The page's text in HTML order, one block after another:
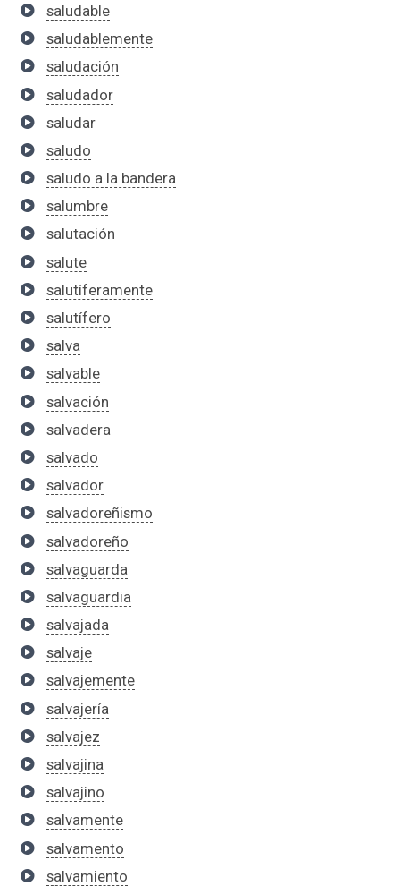
saludable
saludablemente
saludación
saludador
saludar
saludo
saludo a la bandera
salumbre
salutación
salute
salutíferamente
salutífero
salva
salvable
salvación
salvadera
salvado
salvador
salvadoreñismo
salvadoreño
salvaguarda
salvaguardia
salvajada
salvaje
salvajemente
salvajería
salvajez
salvajina
salvajino
salvamente
salvamento
salvamiento